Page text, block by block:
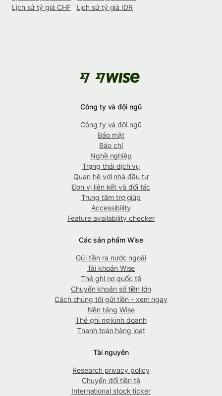
Lịch sử tỷ giá CHF
Lịch sử tỷ giá IDR
Công ty và đội ngũ
Công ty và đội ngũ
Bảo mật
Báo chí
Nghề nghiệp
Trạng thái dịch vụ
Quan hệ với nhà đầu tư
Đơn vị liên kết và đối tác
Trung tâm trợ giúp
Accessibility
Feature availability checker
Các sản phẩm Wise
Gửi tiền ra nước ngoài
Tài khoản Wise
Thẻ ghi nợ quốc tế
Chuyển khoản số tiền lớn
Cách chúng tôi gửi tiền - xem ngay
Nền tảng Wise
Thẻ ghi nợ kinh doanh
Thanh toán hàng loạt
Tài nguyên
Research privacy policy
Chuyển đổi tiền tệ
International stock ticker